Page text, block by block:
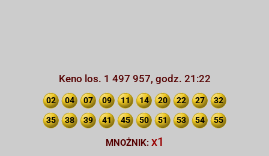
Keno los. 1 497 957, godz. 21:22
02 04 07 09 11 14 20 22 27 32
35 38 39 41 45 50 51 53 54 55
MNOŻNIK: x1